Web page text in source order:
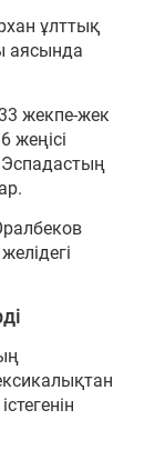
ұлттық
аясында
жекпе-жек
жеңісі
Эспадастың